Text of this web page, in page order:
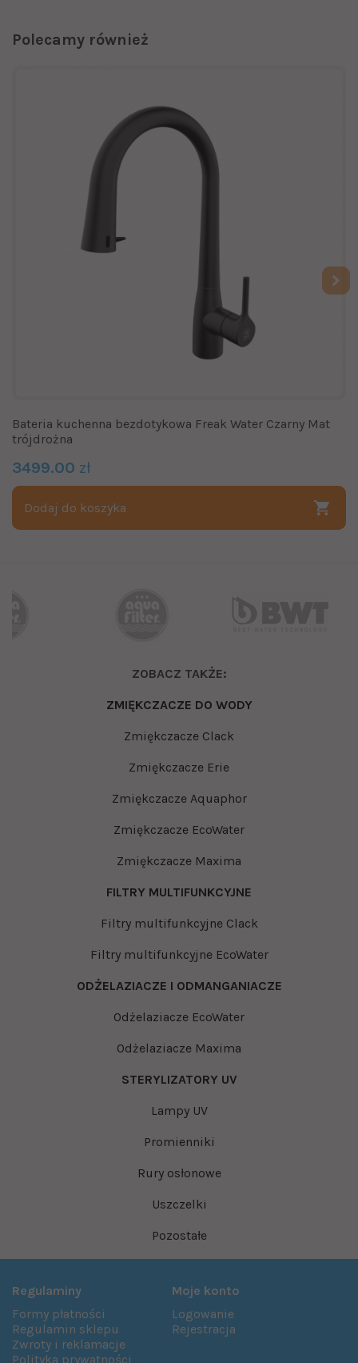
Polecamy również
Bateria kuchenna bezdotykowa Freak Water Czarny Mat
trójdrożna
3499.00 zł
Dodaj do koszyka
ZOBACZ TAKŻE:
ZMIĘKCZACZE DO WODY
Zmiękczacze Clack
Zmiękczacze Erie
Zmiękczacze Aquaphor
Zmiękczacze EcoWater
Zmiękczacze Maxima
FILTRY MULTIFUNKCYJNE
Filtry multifunkcyjne Clack
Filtry multifunkcyjne EcoWater
ODŻELAZIACZE I ODMANGANIACZE
Odżelaziacze EcoWater
Odżelaziacze Maxima
STERYLIZATORY UV
Lampy UV
Promienniki
Rury osłonowe
Uszczelki
Pozostałe
Regulaminy
Formy płatności
Regulamin sklepu
Zwroty i reklamacje
Polityka prywatności
Moje konto
Logowanie
Rejestracja